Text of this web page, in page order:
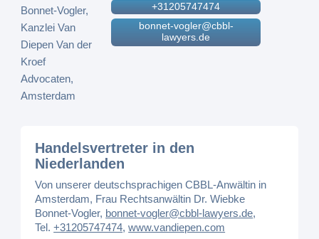
+31205747474
bonnet-vogler@cbbl-
lawyers.de
Handelsvertreter in den
Niederlanden
Von unserer deutschsprachigen CBBL-Anwältin in
Amsterdam, Frau Rechtsanwältin Dr. Wiebke
Bonnet-Vogler, bonnet-vogler@cbbl-lawyers.de,
Tel.+31205747474,www.vandiepen.com